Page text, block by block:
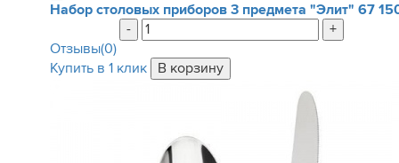
Набор столовых приборов 3 предмета "Элит" 67
-
+
Отзывы(0)
Купить в 1 клик